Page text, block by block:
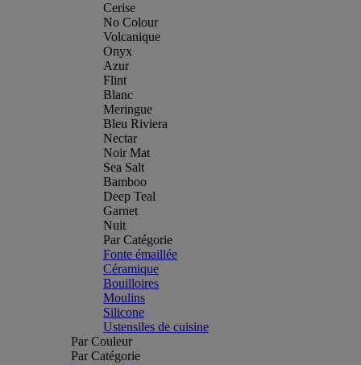
Cerise
No Colour
Volcanique
Onyx
Azur
Flint
Blanc
Meringue
Bleu Riviera
Nectar
Noir Mat
Sea Salt
Bamboo
Deep Teal
Garnet
Nuit
Par Catégorie
Fonte émaillée
Céramique
Bouilloires
Moulins
Silicone
Ustensiles de cuisine
Par Couleur
Par Catégorie